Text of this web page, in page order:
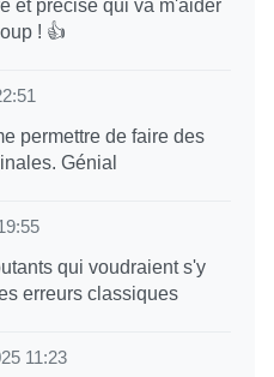
et précise qui va m'aider
! 👍
permettre de faire des
Génial
qui voudraient s'y
erreurs classiques
11:23